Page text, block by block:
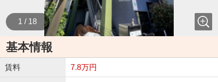
1 / 18
基本情報
賃料 7.8万円